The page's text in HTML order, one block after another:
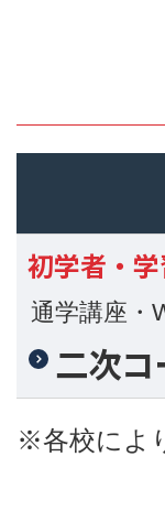
初学者・
通学講座・
二次コ
※各校によ